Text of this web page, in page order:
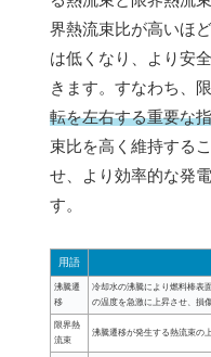
界熱流束比が高いほ
は低くなり、より安
きます。すなわち、
転を左右する重要な
束比を高く維持する
せ、より効率的な発
す。
用語
沸騰遷
移
冷却水の沸騰により燃料棒表
の温度を急激に上昇させ、損
限界熱
流束
沸騰遷移が発生する熱流束の上